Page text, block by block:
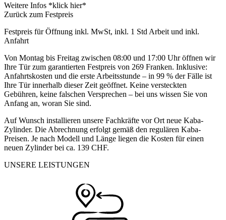
Weitere Infos *klick hier*
Zurück zum Festpreis
Festpreis für Öffnung inkl. MwSt, inkl. 1 Std Arbeit und inkl.
Anfahrt
Von Montag bis Freitag zwischen 08:00 und 17:00 Uhr öffnen wir
Ihre Tür zum garantierten Festpreis von 269 Franken. Inklusive:
Anfahrtskosten und die erste Arbeitsstunde – in 99 % der Fälle ist
Ihre Tür innerhalb dieser Zeit geöffnet. Keine versteckten
Gebühren, keine falschen Versprechen – bei uns wissen Sie von
Anfang an, woran Sie sind.
Auf Wunsch installieren unsere Fachkräfte vor Ort neue Kaba-
Zylinder. Die Abrechnung erfolgt gemäß den regulären Kaba-
Preisen. Je nach Modell und Länge liegen die Kosten für einen
neuen Zylinder bei ca. 139 CHF.
UNSERE LEISTUNGEN